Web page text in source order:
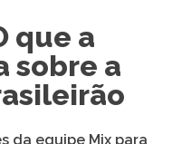
que a
sobre a
da equipe Mix para